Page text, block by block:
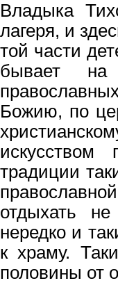
Владыка
лагеря, и
той части
бывает на
Божию, по
искусством
традиции
отдыхать
нередко и
к храму.
половины от